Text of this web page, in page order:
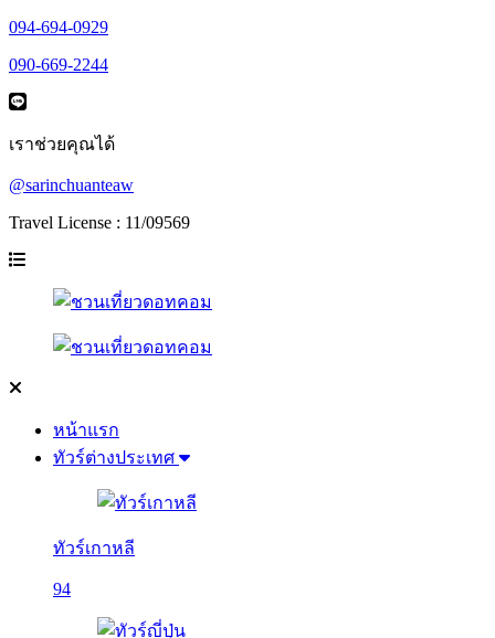
094-694-0929
090-669-2244
เราช่วยคุณได้
@sarinchuanteaw
Travel License : 11/09569
หน้าแรก
ทัวร์ต่างประเทศ
ทัวร์เกาหลี
94